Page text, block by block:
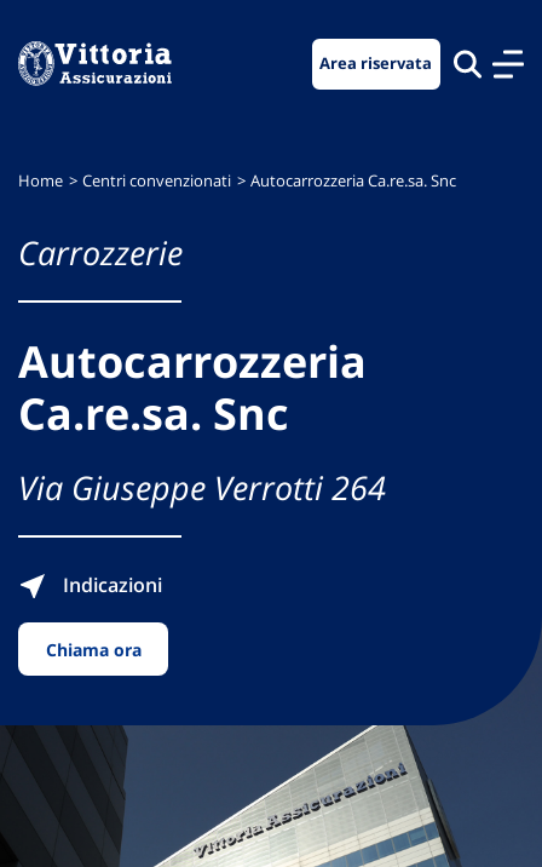
menu
contenuto
footer
Area riservata
Home Centri convenzionati Autocarrozzeria Ca.re.sa. Snc
Carrozzerie
Autocarrozzeria
Ca.re.sa. Snc
Via Giuseppe Verrotti 264
Indicazioni
Chiama ora